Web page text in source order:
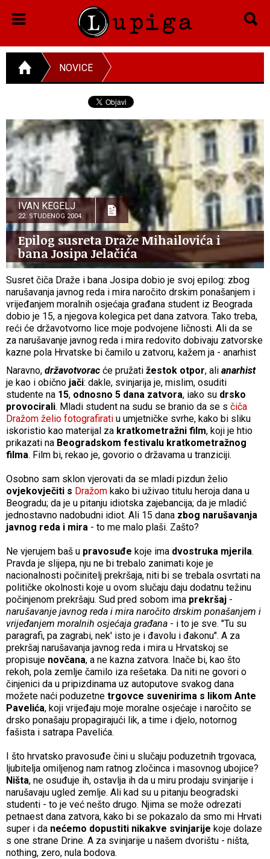
NOVICE
IVAN KEGELJ
22. STUDENOG 2004.
Epilog susreta Draže Mihailovića i
bana Josipa Jelačića
Susret čiča Draže i bana Josipa dobio je svoj epilog: zbog
narušavanja javnog reda i mira naročito drskim ponašanjem i
vrijeđanjem moralnih osjećaja građana student iz Beograda
dobio je 15, a njegova kolegica pet dana zatvora. Tako treba,
reći će državotvorno lice moje podvojene ličnosti. Ali da se
za narušavanje javnog reda i mira redovito dobivaju zatvorske
kazne pola Hrvatske bi čamilo u zatvoru, kažem ja - anarhist
Naravno, državotvorac će pružati žestok otpor, ali anarhist
je kao i obično jači: dakle, svinjarija je, mislim, osuditi
studente na 15, odnosno 5 dana zatvora, iako su drsko
provocirali. Mladi student na sudu se branio da se s čiča
Dražom želio fotografirati u umjetničke svrhe, kako bi sliku
iskoristio kao materijal za kratkometražni film, koji je htio
prikazati na Beogradskom festivalu kratkometražnog
filma. Film bi, rekao je, govorio o državama u tranziciji.
Osobno sam sklon vjerovati da se mladi pizdun želio
ovjekovječiti s Dražom kako bi uživao titulu heroja dana u
Beogradu; da je u pitanju idiotska zajebancija; da je mladić
jednostavno nadobudni idiot. Ali 15 dana zbog narušavanja
javnog reda i mira - to me malo plaši. Zašto?
Ne vjerujem baš u pravosuđe koje ima dvostruka mjerila.
Pravda je slijepa, nju ne bi trebalo zanimati koje je
nacionalnosti počinitelj prekršaja, niti bi se trebala osvrtati na
političke okolnosti koje u ovom slučaju daju dodatnu težinu
počinjenom prekršaju. Sud pred sobom ima prekršaj -
narušavanje javnog reda i mira naročito drskim ponašanjem i
vrijeđanjem moralnih osjećaja građana - i to je sve. "Tu su
paragrafi, pa zagrabi, nek' isto je i đavolu i đakonu". A za
prekršaj narušavanja javnog reda i mira u Hrvatskoj se
propisuje novčana, a ne kazna zatvora. Inače bi, kao što
rekoh, pola zemlje čamilo iza rešetaka. Da niti ne govori o
činjenici da u pripizdinama uz autoputove svakog dana
možete naći poduzetne trgovce suvenirima s likom Ante
Pavelića, koji vrijeđaju moje moralne osjećaje i naročito se
drsko ponašaju propagirajući lik, a time i djelo, notornog
fašista i satrapa Pavelića.
I što hrvatsko pravosuđe čini u slučaju poduzetnih trgovaca,
ljubitelja omiljenog nam ratnog zločinca i masovnog ubojice?
Ništa, ne osuđuje ih, ostavlja ih da u miru prodaju svinjarije i
narušavaju ugled zemlje. Ali kad su u pitanju beogradski
studenti - to je već nešto drugo. Njima se može odrezati
petnaest dana zatvora, kako bi se pokazalo da smo mi Hrvati
super i da nećemo dopustiti nikakve svinjarije koje dolaze
s one strane Drine. A za svinjarije u našem dvorištu - ništa,
nothing, zero, nula bodova.